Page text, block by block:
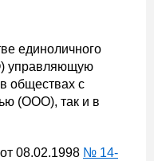
единоличного
управляющую
обществах с
(ООО), так и в
08.02.1998 № 14-